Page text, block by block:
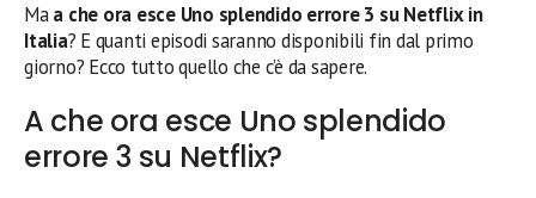
Maa che ora esce Uno splendido errore 3 su Netflix in
Italia? E quanti episodi saranno disponibili fin dal primo
giorno? Ecco tutto quello che c’è da sapere.
A che ora esce Uno splendido
errore 3 su Netflix?